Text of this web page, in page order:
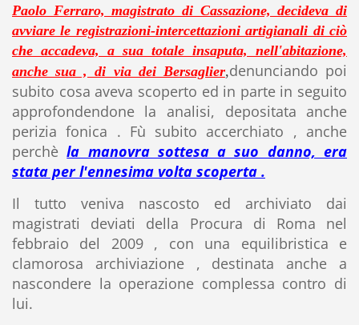
Paolo Ferraro, magistrato di Cassazione, decideva di
avviare le registrazioni-intercettazioni artigianali di ciò
che accadeva, a sua totale insaputa, nell'abitazione,
anche sua , di via dei Bersaglier,denunciando poi
subito cosa aveva scoperto ed in parte in seguito
approfondendone la analisi, depositata anche
perizia fonica . Fù subito accerchiato , anche
perchèla manovra sottesa a suo danno, era
stata per l'ennesima volta scoperta .
Il tutto veniva nascosto ed archiviato dai
magistrati deviati della Procura di Roma nel
febbraio del 2009 , con una equilibristica e
clamorosa archiviazione , destinata anche a
nascondere la operazione complessa contro di
lui.